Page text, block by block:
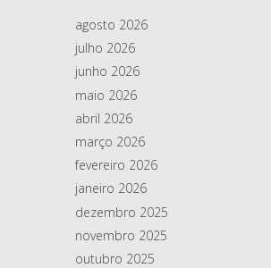
agosto 2026
julho 2026
junho 2026
maio 2026
abril 2026
março 2026
fevereiro 2026
janeiro 2026
dezembro 2025
novembro 2025
outubro 2025